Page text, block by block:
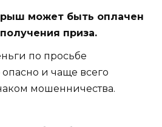
может быть оплачен
приза.
по просьбе
и чаще всего
мошенничества.